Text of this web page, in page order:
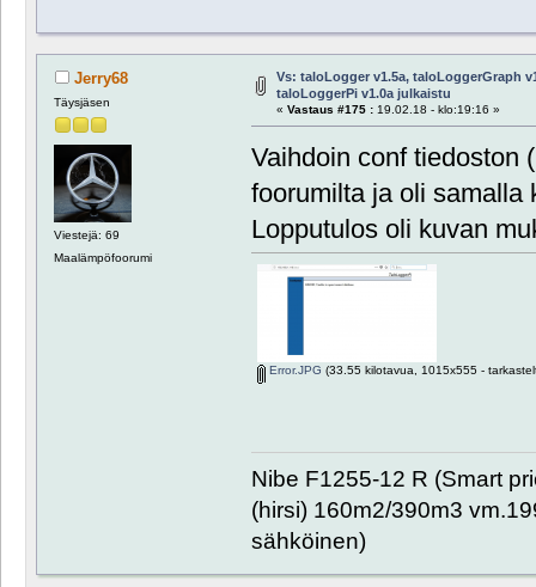
Jerry68
Täysjäsen
Viestejä: 69
Maalämpöfoorumi
Vs: taloLogger v1.5a, taloLoggerGraph
taloLoggerPi v1.0a julkaistu
« Vastaus #175 :19.02.18 - klo:19:16 »
Vaihdoin conf tiedoston
foorumilta ja oli samalla
Lopputulos oli kuvan
Error.JPG (33.55 kilotavua, 1015x555 -
Nibe F1255-12 R (Smart
(hirsi) 160m2/390m3
sähköinen)